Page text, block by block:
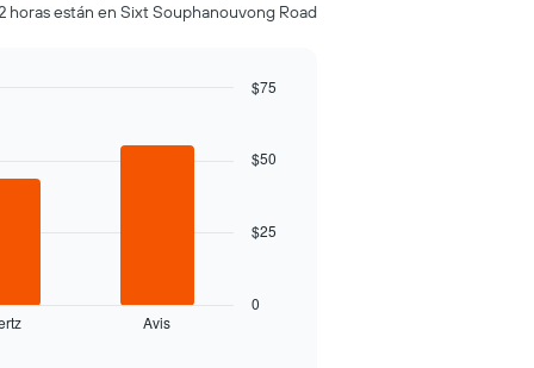
horas están en Sixt Souphanouvong Road
Avis
0
$25
$50
$75